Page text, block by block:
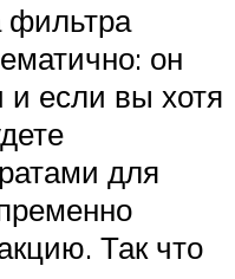
фильтра
он
и если вы хотя
для
Так что